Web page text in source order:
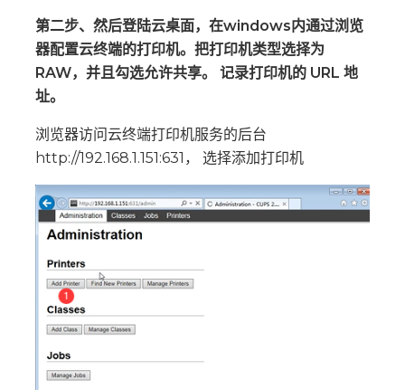
第二步、然后登陆云桌面，在windows内通过浏览
器配置云终端的打印机。把打印机类型选择为
RAW，并且勾选允许共享。 记录打印机的 URL 地
址。
浏览器访问云终端打印机服务的后台
http://192.168.1.151:631， 选择添加打印机